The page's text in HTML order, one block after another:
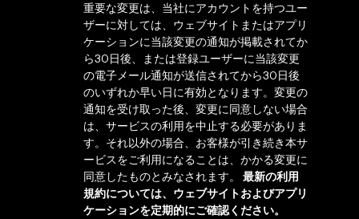
重要な変更は、当社にアカウントを持つユー
ザーに対しては、ウェブサイトまたはアプリ
ケーションに当該変更の通知が掲載されてか
ら30日後、または登録ユーザーに当該変更
の電子メール通知が送信されてから30日後
のいずれか早い日に有効となります。変更の
通知を受け取った後、変更に同意しない場合
は、サービスの利用を中止する必要がありま
す。それ以外の場合、お客様が引き続き本サ
ービスをご利用になることは、かかる変更に
同意したものとみなされます。 最新の利用
規約については、ウェブサイトおよびアプリ
ケーションを定期的にご確認ください。